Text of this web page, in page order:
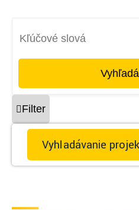
Filter
Vyhľadávanie